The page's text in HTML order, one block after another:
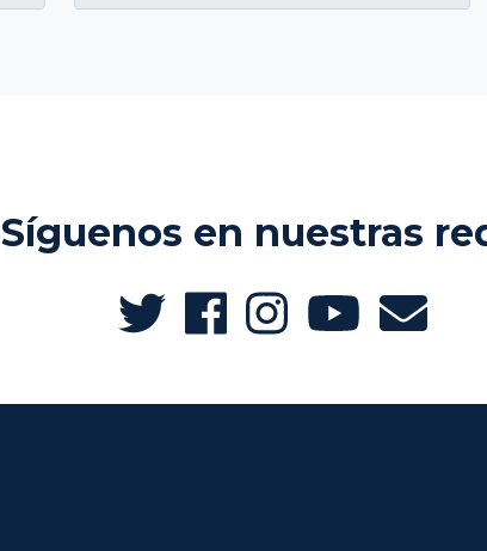
Síguenos en nuestras